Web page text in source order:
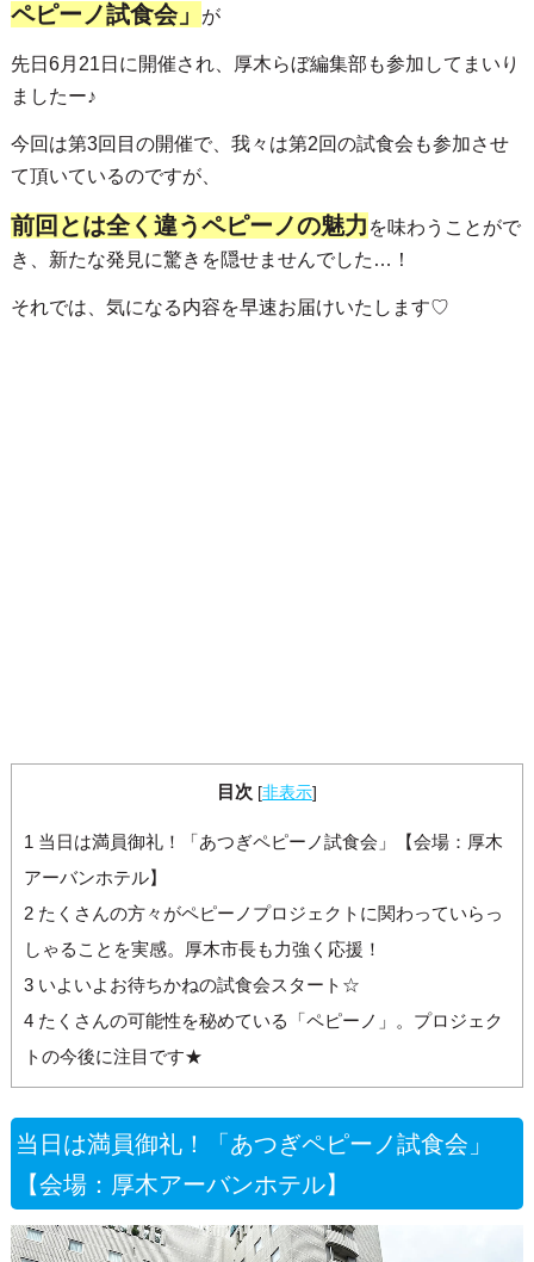
ペピーノ試食会」
が
先日6月21日に開催され、厚木らぼ編集部も参加してまいり
ましたー♪
今回は第3回目の開催で、我々は第2回の試食会も参加させ
て頂いているのですが、
前回とは全く違うペピーノの魅力 を味わうことがで
き、新たな発見に驚きを隠せませんでした…！
それでは、気になる内容を早速お届けいたします♡
目次 [非表示]
1 当日は満員御礼！「あつぎペピーノ試食会」【会場：厚木
アーバンホテル】
2たくさんの方々がペピーノプロジェクトに関わっていらっ
しゃることを実感。厚木市長も力強く応援！
3いよいよお待ちかねの試食会スタート☆
4たくさんの可能性を秘めている「ペピーノ」。プロジェク
トの今後に注目です★
当日は満員御礼！「あつぎペピーノ試食会」
【会場：厚木アーバンホテル】